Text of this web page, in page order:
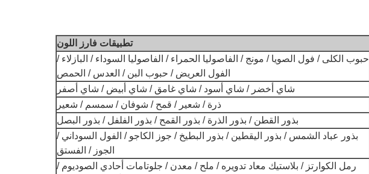
تطبيقات فارز اللون
حبوب الكلى / فول الصويا / مونج / الفاصوليا الحمراء / الفاصوليا السوداء / البازلاء /
الفول العريض / حبوب البن / العدس / الحمص
شاي أخضر / شاي أسود / شاي غامق / شاي أبيض / شاي أصفر
ذرة / شعير / قمح / شوفان / سمسم / شعير
بذور القطن / بذور الذرة / بذور القمح / بذور الفلفل / بذور البصل
بذور عباد الشمس / بذور اليقطين / بذور البطيخ / جوز الكاجو / الفول السوداني /
الجوز / الفستق
رمل الكوارتز / بلاستيك معاد تدويره / ملح / معدن / جلوتامات أحادي الصوديوم /